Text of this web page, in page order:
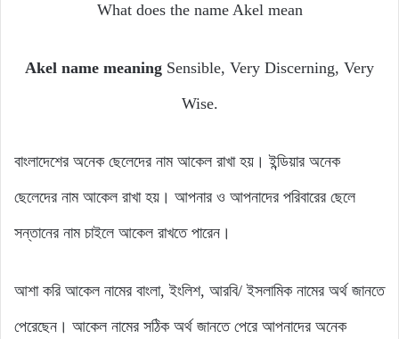
What does the name Akel mean
Akel name meaning Sensible, Very Discerning, Very
Wise.
বাংলাদেশের অনেক ছেলেদের নাম আকেল রাখা হয়। ইন্ডিয়ার অনেক
ছেলেদের নাম আকেল রাখা হয়। আপনার ও আপনাদের পরিবারের ছেলে
সন্তানের নাম চাইলে আকেল রাখতে পারেন।
আশা করি আকেল নামের বাংলা, ইংলিশ, আরবি/ ইসলামিক নামের অর্থ জানতে
পেরেছেন। আকেল নামের সঠিক অর্থ জানতে পেরে আপনাদের অনেক